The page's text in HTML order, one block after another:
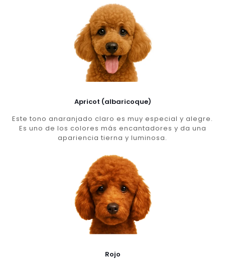
Apricot (albaricoque)
Este tono anaranjado claro es muy especial y alegre.
Es uno de los colores más encantadores y da una
apariencia tierna y luminosa.
Rojo